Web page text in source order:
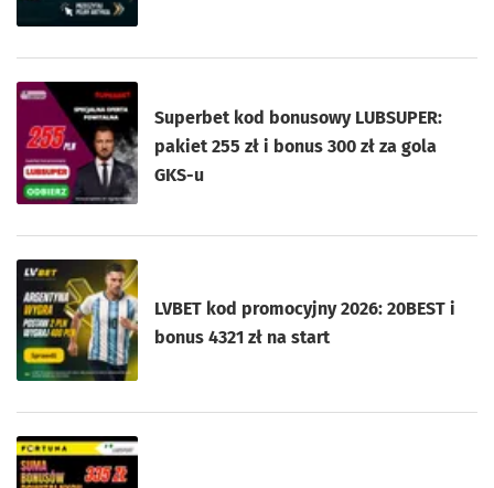
Superbet kod bonusowy LUBSUPER:
pakiet 255 zł i bonus 300 zł za gola
GKS-u
LVBET kod promocyjny 2026: 20BEST i
bonus 4321 zł na start